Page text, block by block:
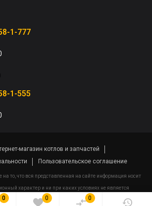
0 0 0
1-777
1-555
магазин котлов и запчастей
Пользовательское соглашение
то, что вся представленная на сайте информация носит
характер и ни при каких условиях не является
положениями Статьи 437(2) Гражданского кодекса